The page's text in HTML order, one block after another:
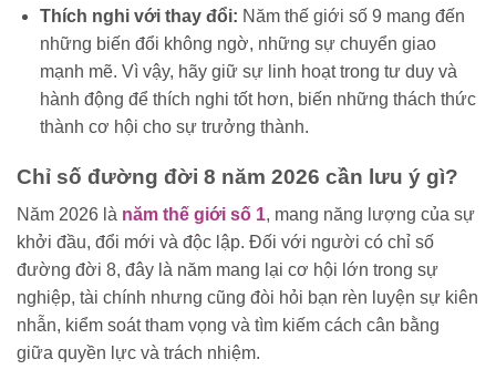
Thích nghi với thay đổi: Năm thế giới số 9 mang đến
những biến đổi không ngờ, những sự chuyển giao
mạnh mẽ. Vì vậy, hãy giữ sự linh hoạt trong tư duy và
hành động để thích nghi tốt hơn, biến những thách thức
thành cơ hội cho sự trưởng thành.
Chỉ số đường đời 8 năm 2026 cần lưu ý gì?
Năm 2026 là năm thế giới số 1, mang năng lượng của sự
khởi đầu, đổi mới và độc lập. Đối với người có chỉ số
đường đời 8, đây là năm mang lại cơ hội lớn trong sự
nghiệp, tài chính nhưng cũng đòi hỏi bạn rèn luyện sự kiên
nhẫn, kiểm soát tham vọng và tìm kiếm cách cân bằng
giữa quyền lực và trách nhiệm.